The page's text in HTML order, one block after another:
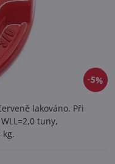
5%
lakováno. Při
tuny,